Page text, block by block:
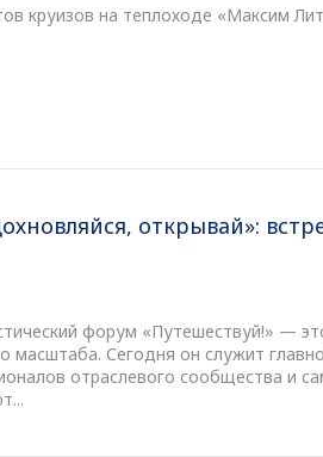
круизов на теплоходе «Максим
открывай»:
форум «Путешествуй!» —
масштаба. Сегодня он служит
отраслевого сообщества и